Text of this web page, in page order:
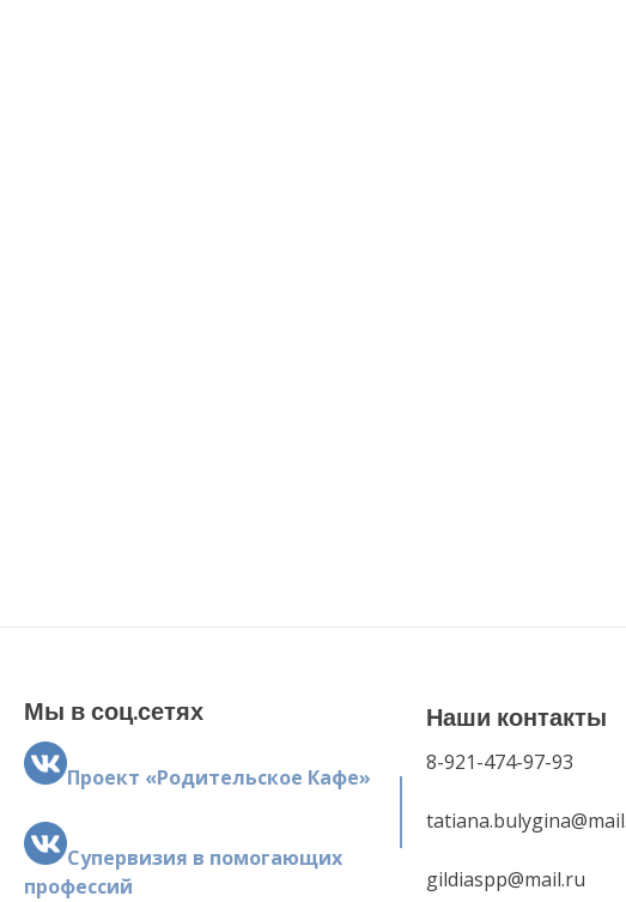
Мы в соц.сетях
Проект «Родительское Кафе»
Супервизия в помогающих
профессий
Наши контакты
8-921-474-97-93
gildiaspp@mail.ru